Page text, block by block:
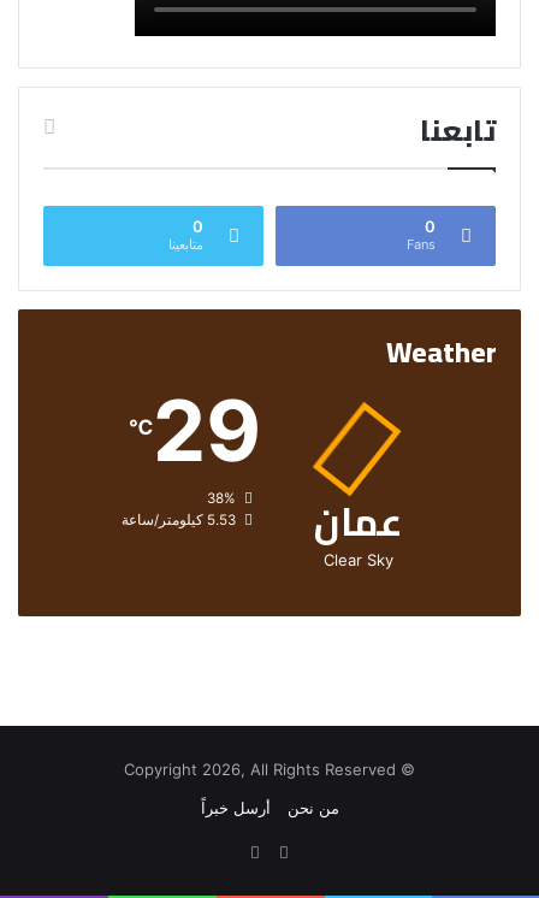
تابعنا
0
Fans
0
متابعينا
Weather
عمان
Clear Sky
29
℃
الرطوبة:
الرياح:5.53 كيلومتر/ساعة
© Copyright 2026, All Rights Reserved
من نحن
أرسل خبراً